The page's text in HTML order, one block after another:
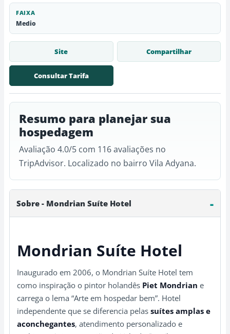
FAIXA
Medio
Site Compartilhar
Consultar Tarifa
Resumo para planejar sua
hospedagem
Avaliação 4.0/5 com 116 avaliações no
TripAdvisor. Localizado no bairro Vila Adyana.
Sobre - Mondrian Suíte Hotel
Mondrian Suíte Hotel
Inaugurado em 2006, o Mondrian Suíte Hotel tem
como inspiração o pintor holandês Piet Mondrian e
carrega o lema “Arte em hospedar bem”. Hotel
independente que se diferencia pelas suítes amplas e
aconchegantes, atendimento personalizado e